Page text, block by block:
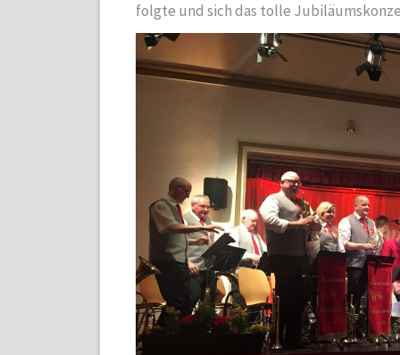
folgte und sich das tolle